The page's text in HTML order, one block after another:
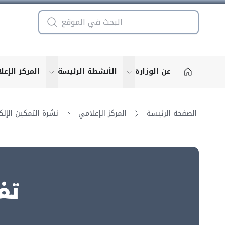
عن الوزارة show submenu for "More"
الأنشطة الرئيسة for "More"
المركز
الصفحة الرئيسة المركز الإعلامي